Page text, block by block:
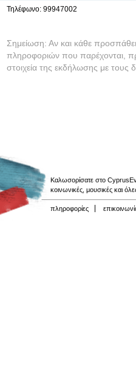
Τηλέφωνο: 99947002
Σημείωση: Αν και κάθε
πληροφοριών που παρέχονται,
στοιχεία της εκδήλωσης με τους
Καλωσορίσατε στο
κοινωνικές, μουσικές και
πληροφορίες